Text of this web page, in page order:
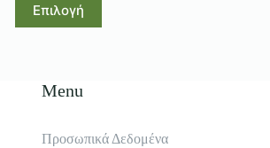
Επιλογή
Menu
Προσωπικά Δεδομένα